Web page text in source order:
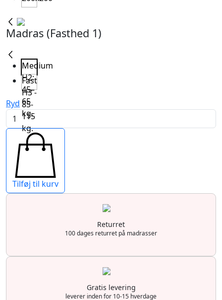
Madras (Fasthed 1)
Medium
H2:
45–
65
kg.
Fast
H3 -
85-
115
kg.
Ryd
Super
Latex
7zoner
Multipocket
antal
Tilføj til kurv
Returret
100 dages returret på madrasser
Gratis levering
leverer inden for 10-15 hverdage